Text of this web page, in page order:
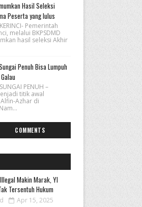
Hasil Seleksi
Peserta yang lulus
Pemerintah
melalui BKPSDMD
hasil seleksi Akhir
Penuh Bisa Lumpuh
PENUH –
titik awal
Azhar di
COMMENTS
Makin Marak, YI
Tersentuh Hukum
Apr 15, 2025